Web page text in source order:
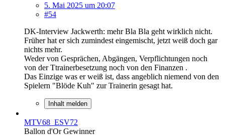
5. Mai 2025 um 20:07
#54
DK-Interview Jackwerth: mehr Bla Bla geht wirklich nicht.
Früher hat er sich zumindest eingemischt, jetzt weiß doch gar
nichts mehr.
Weder von Gesprächen, Abgängen, Verpflichtungen noch
von der Ttrainerbesetzung noch von den Finanzen .
Das Einzige was er weiß ist, dass angeblich niemend von den
Spielern "Blöde Kuh" zur Trainerin gesagt hat.
Inhalt melden
MTV68_ESV72
Ballon d'Or Gewinner